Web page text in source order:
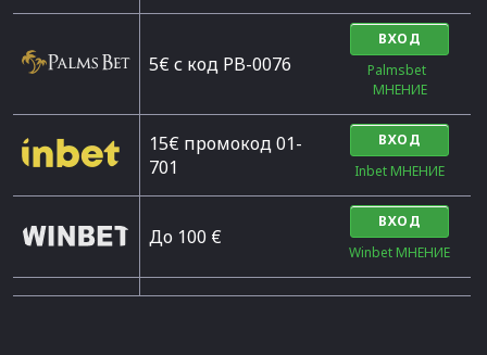
5€ с код PB-0076
ВХОД
Palmsbet
МНЕНИЕ
15€ промокод 01-
701
ВХОД
Inbet МНЕНИЕ
До 100 €
ВХОД
Winbet МНЕНИЕ